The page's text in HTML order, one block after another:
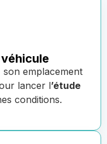
son emplacement
lancer l’étude
conditions.